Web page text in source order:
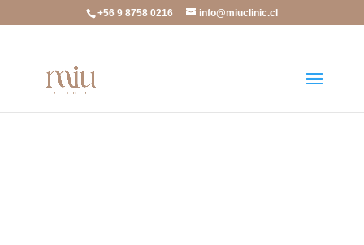
+56 9 8758 0216 info@miuclinic.cl
Personalizadas